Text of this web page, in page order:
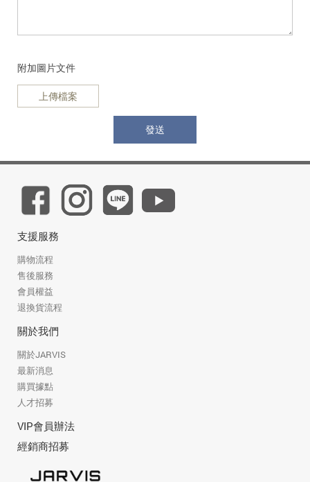
附加圖片文件
上傳檔案
發送
支援服務
購物流程
售後服務
會員權益
退換貨流程
關於我們
關於JARVIS
最新消息
購買據點
人才招募
VIP會員辦法
經銷商招募